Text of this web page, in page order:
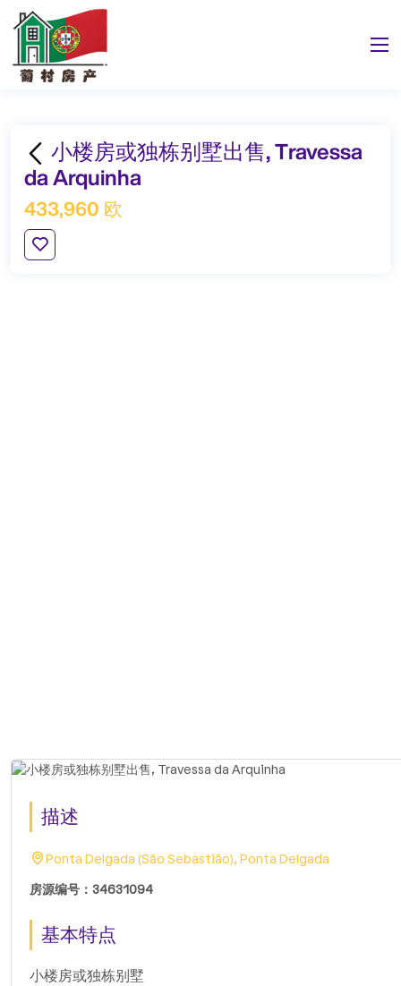
小楼房或独栋别墅出售, Travessa
da Arquinha
433,960 欧
描述
Ponta Delgada (São Sebastião), Ponta Delgada
房源编号：34631094
基本特点
小楼房或独栋别墅